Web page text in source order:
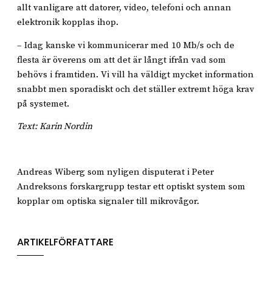
allt vanligare att datorer, video, telefoni och annan
elektronik kopplas ihop.
– Idag kanske vi kommunicerar med 10 Mb/s och de
flesta är överens om att det är långt ifrån vad som
behövs i framtiden. Vi vill ha väldigt mycket information
snabbt men sporadiskt och det ställer extremt höga krav
på systemet.
Text: Karin Nordin
Andreas Wiberg som nyligen disputerat i Peter
Andreksons forskargrupp testar ett optiskt system som
kopplar om optiska signaler till mikrovågor.
ARTIKELFÖRFATTARE